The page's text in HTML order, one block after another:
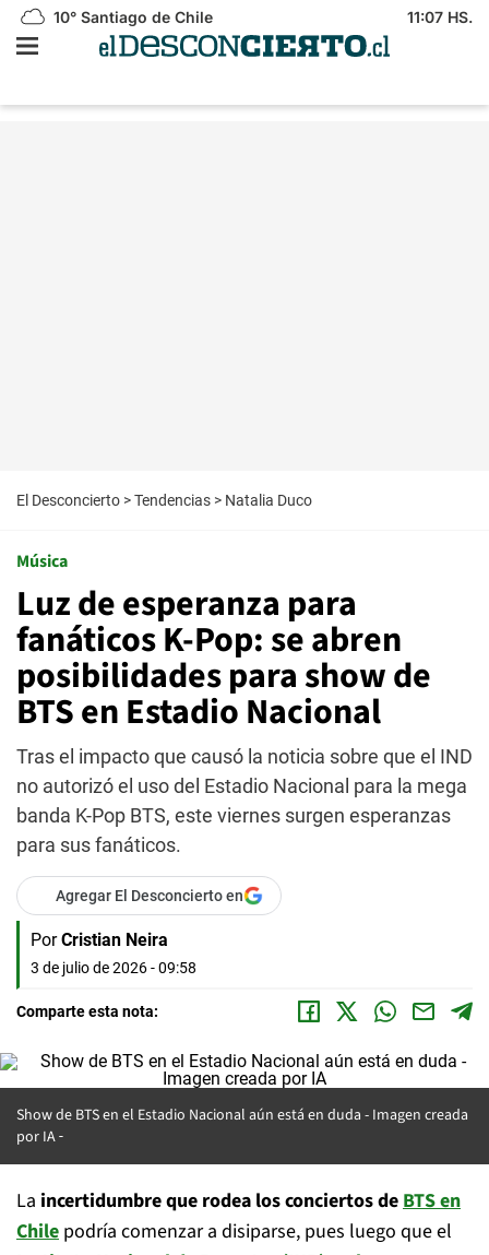
10° Santiago de Chile 11:07 HS.
El Desconcierto >Tendencias > Natalia Duco
Música
Luz de esperanza para
fanáticos K-Pop: se abren
posibilidades para show de
BTS en Estadio Nacional
Tras el impacto que causó la noticia sobre que el IND
no autorizó el uso del Estadio Nacional para la mega
banda K-Pop BTS, este viernes surgen esperanzas
para sus fanáticos.
Agregar El Desconcierto en
Por Cristian Neira
3 de julio de 2026 - 09:58
Comparte esta nota:
Show de BTS en el Estadio Nacional aún está en duda - Imagen creada
por IA
La incertidumbre que rodea losconciertos deBTS en
Chile podría comenzar a disiparse, pues luego que el